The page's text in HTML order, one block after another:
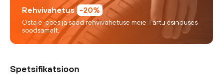
Rehvivahetus -20%
Osta e-poes ja saad rehvivahetuse meie Tartu esinduses
soodsamalt.
Spetsifikatsioon